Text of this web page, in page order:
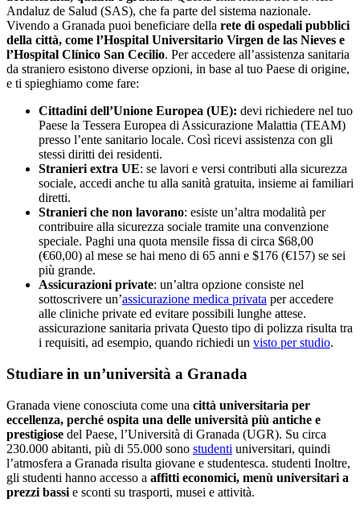
Andaluz de Salud (SAS), che fa parte del sistema nazionale.
Vivendo a Granada puoi beneficiare della rete di ospedali pubblici
della città, come l’Hospital Universitario Virgen de las Nieves e
l’Hospital Clínico San Cecilio. Per accedere all’assistenza sanitaria
da straniero esistono diverse opzioni, in base al tuo Paese di origine,
e ti spieghiamo come fare:
Cittadini dell’Unione Europea (UE): devi richiedere nel tuo
Paese la Tessera Europea di Assicurazione Malattia (TEAM)
presso l’ente sanitario locale. Così ricevi assistenza con gli
stessi diritti dei residenti.
Stranieri extra UE: se lavori e versi contributi alla sicurezza
sociale, accedi anche tu alla sanità gratuita, insieme ai familiari
diretti.
Stranieri che non lavorano: esiste un’altra modalità per
contribuire alla sicurezza sociale tramite una convenzione
speciale. Paghi una quota mensile fissa di circa $68,00
(€60,00) al mese se hai meno di 65 anni e $176 (€157) se sei
più grande.
Assicurazioni private: un’altra opzione consiste nel
sottoscrivere un’assicurazione medica privata per accedere
alle cliniche private ed evitare possibili lunghe attese.
assicurazione sanitaria privata Questo tipo di polizza risulta tra
i requisiti, ad esempio, quando richiedi un visto per studio.
Studiare in un’università a Granada
Granada viene conosciuta come una città universitaria per
eccellenza, perché ospita una delle università più antiche e
prestigiose del Paese, l’Università di Granada (UGR). Su circa
230.000 abitanti, più di 55.000 sono studenti universitari, quindi
l’atmosfera a Granada risulta giovane e studentesca. studenti Inoltre,
gli studenti hanno accesso a affitti economici, menù universitari a
prezzi bassi e sconti su trasporti, musei e attività.